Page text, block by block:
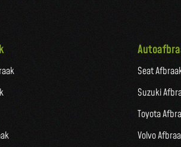
Seat
Suzuki
Toyota
Volvo